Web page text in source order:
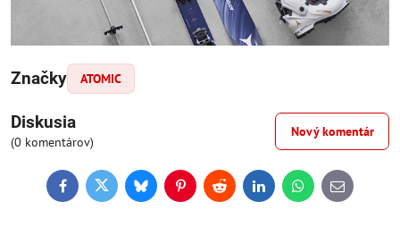
Značky ATOMIC
Diskusia
(0 komentárov)
Nový komentár
FacebookTwitterBlueskyPinterestReddit LinkedInWhatsApp
E-
mail